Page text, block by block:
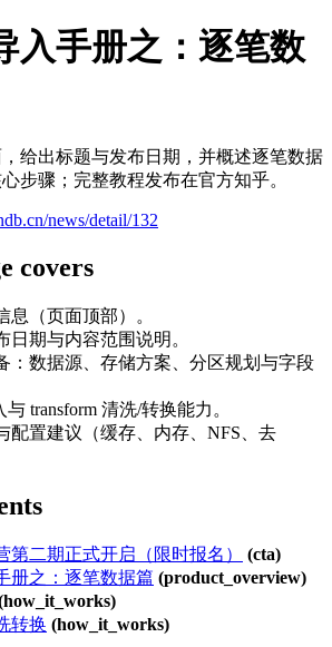
入手册之：逐笔数
给出标题与发布日期，并概述逐笔数据
步骤；完整教程发布在官方知乎。
news/detail/132
covers
息（页面顶部）。
日期与内容范围说明。
：数据源、存储方案、分区规划与字段
与 transform 清洗/转换能力。
配置建议（缓存、内存、NFS、去
第二期正式开启（限时报名）
(cta)
册之：逐笔数据篇 (product_overview)
转换 (how_it_works)